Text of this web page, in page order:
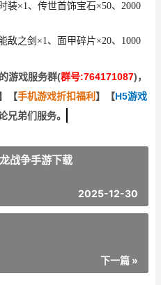
×1、传世首饰宝石×50、2000
之剑×1、面甲碎片×20、1000
游戏服务群(群号:764171087)，
【手机游戏折扣福利 】 【H5游戏
兄弟们服务。
战争手游下载
2025-12-30
下一篇 »